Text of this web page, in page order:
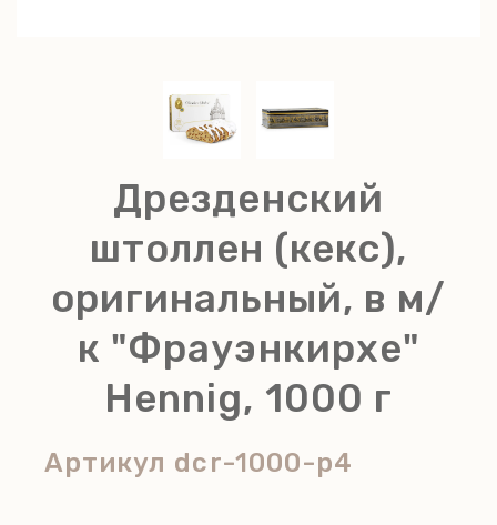
Дрезденский
штоллен (кекс),
оригинальный, в м/
к "Фрауэнкирхе"
Hennig, 1000 г
Артикул dcr-1000-p4